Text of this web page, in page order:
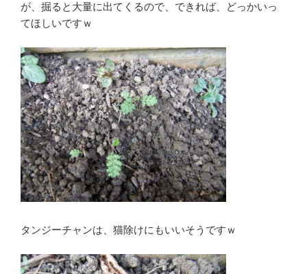
が、掘ると大量に出てくるので、できれば、どっかいっ
てほしいですｗ
タンジーチャンは、猫除けにもいいそうですｗ